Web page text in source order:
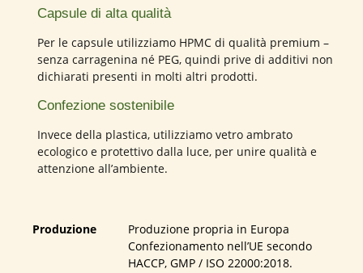
Capsule di alta qualità
Per le capsule utilizziamo HPMC di qualità premium –
senza carragenina né PEG, quindi prive di additivi non
dichiarati presenti in molti altri prodotti.
Confezione sostenibile
Invece della plastica, utilizziamo vetro ambrato
ecologico e protettivo dalla luce, per unire qualità e
attenzione all’ambiente.
Produzione
Produzione propria in Europa
Confezionamento nell’UE secondo
HACCP, GMP / ISO 22000:2018.